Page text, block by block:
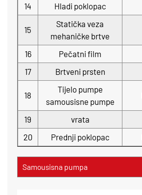
14 Hladi poklopac
15
Statička veza
mehaničke brtve
16 Pečatni film
17
Brtveni prsten
18
Tijelo pumpe
samousisne pumpe
19 vrata
20
Prednji poklopac
Samousisna pumpa